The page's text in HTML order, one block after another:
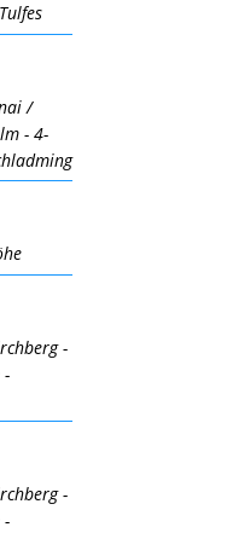
/
- 4-
-
-
-
-